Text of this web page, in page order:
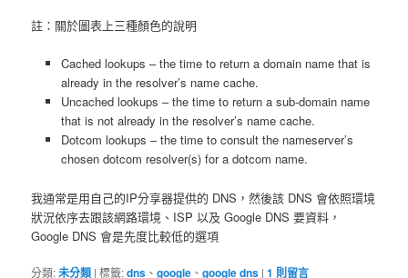
註：關於圖表上三種顏色的說明
Cached lookups – the time to return a domain name that is
already in the resolver’s name cache.
Uncached lookups – the time to return a sub-domain name
that is not already in the resolver’s name cache.
Dotcom lookups – the time to consult the nameserver’s
chosen dotcom resolver(s) for a dotcom name.
我通常是用自己的IP分享器提供的 DNS，然後該 DNS 會依照環境
狀況依序去跟該網路環境、ISP 以及 Google DNS 要資料，
Google DNS 會是先度比較低的選項
分類:未分類 |標籤:dns 、google 、google dns |1 則留言